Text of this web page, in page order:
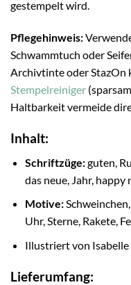
gestempelt wird.
Pflegehinweis:
Schwammtuch oder
Archivtinte oder StazOn
Stempelreiniger
Haltbarkeit vermeide
Inhalt:
Schriftzüge:guten,
das neue, Jahr,
Motive:
Uhr, Sterne, Rakete,
Illustriert von Isabelle
Lieferumfang: